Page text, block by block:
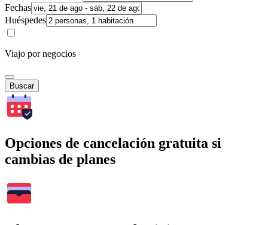
Fechas
Huéspedes
Viajo por negocios
Buscar
Opciones de cancelación gratuita si
cambias de planes